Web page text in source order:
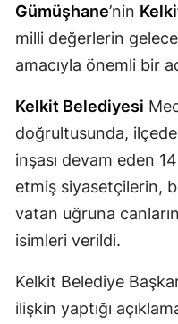
Gümüşhane’nin
milli değerlerin
amacıyla önemli bir
Kelkit Belediyesi
doğrultusunda,
inşası devam eden
etmiş siyasetçilerin,
vatan uğruna
isimleri verildi.
Kelkit Belediye
ilişkin yaptığı